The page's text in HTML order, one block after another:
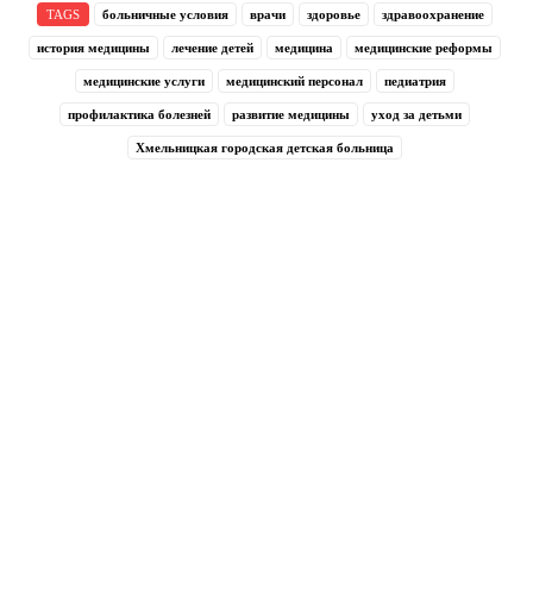
TAGS больничные условия врачи здоровье здравоохранение
история медицины лечение детей медицина медицинские реформы
медицинские услуги медицинский персонал педиатрия
профилактика болезней развитие медицины уход за детьми
Хмельницкая городская детская больница